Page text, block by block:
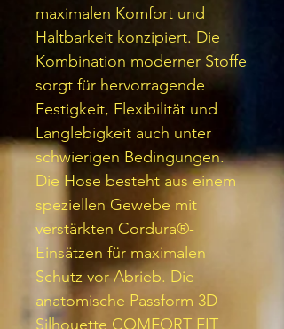
maximalen Komfort und
Haltbarkeit konzipiert. Die
Kombination moderner Stoffe
sorgt für hervorragende
Festigkeit, Flexibilität und
Langlebigkeit auch unter
schwierigen Bedingungen.
Die Hose besteht aus einem
speziellen Gewebe mit
verstärkten Cordura®-
Einsätzen für maximalen
Schutz vor Abrieb. Die
anatomische Passform 3D
Silhouette COMFORT FIT